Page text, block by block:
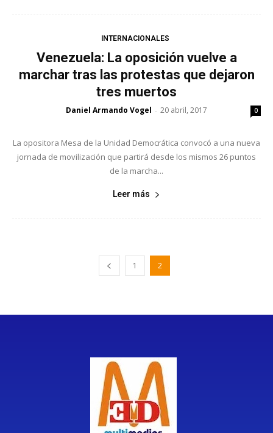
INTERNACIONALES
Venezuela: La oposición vuelve a
marchar tras las protestas que dejaron
tres muertos
Daniel Armando Vogel - 20 abril, 2017 0
La opositora Mesa de la Unidad Democrática convocó a una nueva
jornada de movilización que partirá desde los mismos 26 puntos
de la marcha...
Leer más
1 2